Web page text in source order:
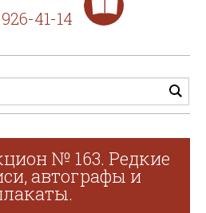
41-14
№ 163. Редкие
автографы и